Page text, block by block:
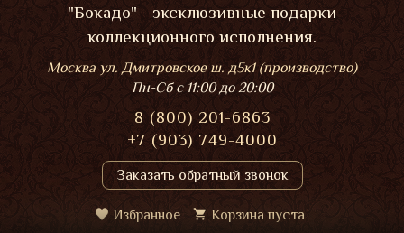
"Бокадо" - эксклюзивные подарки
коллекционного исполнения.
Москва ул. Дмитровское ш. д5к1 (производство)
Пн-Сбс 11:00 до 20:00
8 (800) 201-6863
+7 (903) 749-4000
Заказать обратный звонок
Избранное Корзина пуста